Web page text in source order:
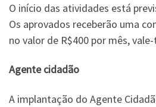
O início das atividades está
Os aprovados receberão uma
no valor de R$400 por mês,
Agente cidadão
A implantação do Agente